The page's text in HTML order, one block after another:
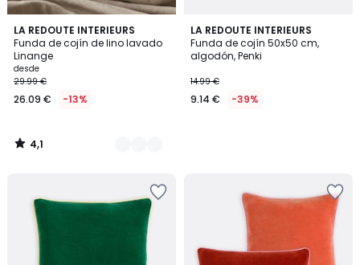
LA REDOUTE INTERIEURS
Funda de cojín de lino lavado
Linange
desde
29.99 €
26.09 € -13%
4,1
/ 5
5
Colores
4,1
/
LA REDOUTE INTERIEURS
Funda de cojín 50x50 cm,
algodón, Penki
14.99 €
9.14 € -39%